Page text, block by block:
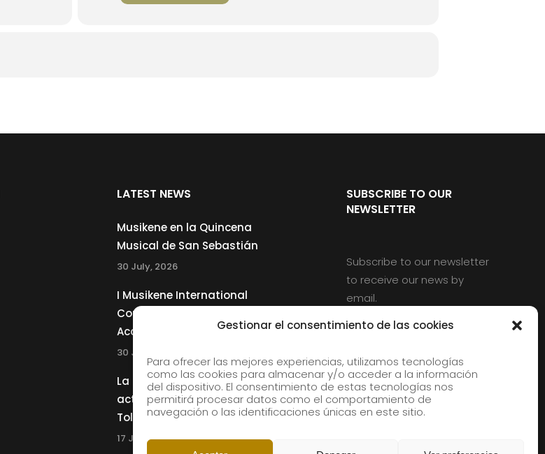
Gestionar el consentimiento de las cookies
Para ofrecer las mejores experiencias, utilizamos tecnologías
como las cookies para almacenar y/o acceder a la información
del dispositivo. El consentimiento de estas tecnologías nos
permitirá procesar datos como el comportamiento de
navegación o las identificaciones únicas en este sitio.
LATEST NEWS
Musikene en la Quincena
Musical de San Sebastián
30 July, 2026
I Musikene International
Competition for Young
Accordionists
30 July, 2026
La Musikene Big Band
actuará junto a Charles
Tolliver en el 61 Jazzaldia
17 July, 2026
SUBSCRIBE TO OUR
NEWSLETTER
Subscribe to our newsletter
to receive our news by
email.